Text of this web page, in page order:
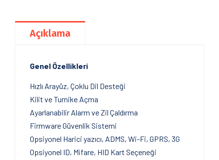
Açıklama
Genel Özellikleri
Hızlı Arayüz, Çoklu Dil Desteği
Kilit ve Turnike Açma
Ayarlanabilir Alarm ve Zil Çaldırma
Firmware Güvenlik Sistemi
Opsiyonel Harici yazıcı, ADMS, Wi-Fi, GPRS, 3G
Opsiyonel ID, Mifare, HID Kart Seçeneği